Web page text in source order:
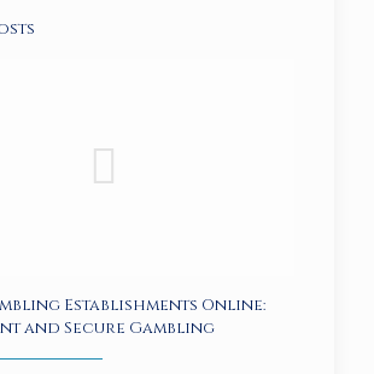
Establishments Online:
and Secure Gambling